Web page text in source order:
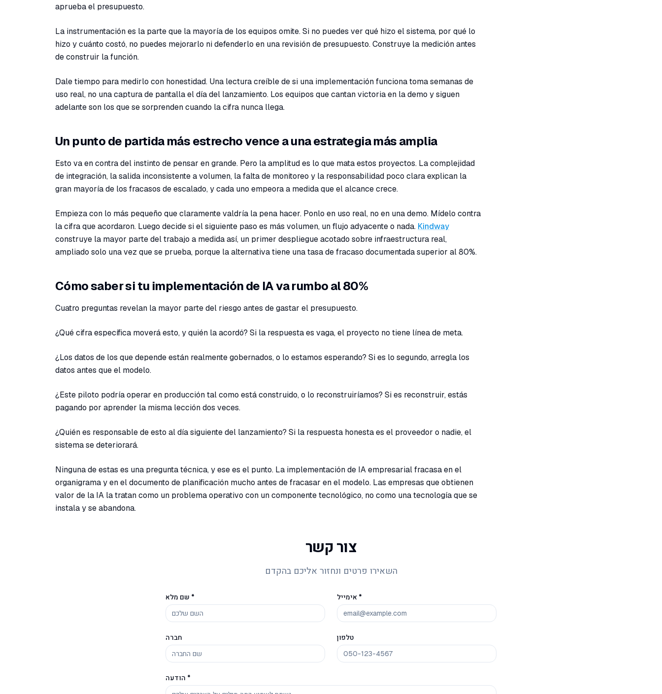
aprueba el presupuesto.
La instrumentación es la parte que la mayoría de los equipos omite. Si no puedes ver qué hizo el sistema, por qué lo
hizo y cuánto costó, no puedes mejorarlo ni defenderlo en una revisión de presupuesto. Construye la medición antes
de construir la función.
Dale tiempo para medirlo con honestidad. Una lectura creíble de si una implementación funciona toma semanas de
uso real, no una captura de pantalla el día del lanzamiento. Los equipos que cantan victoria en la demo y siguen
adelante son los que se sorprenden cuando la cifra nunca llega.
Un punto de partida más estrecho vence a una estrategia más amplia
Esto va en contra del instinto de pensar en grande. Pero la amplitud es lo que mata estos proyectos. La complejidad
de integración, la salida inconsistente a volumen, la falta de monitoreo y la responsabilidad poco clara explican la
gran mayoría de los fracasos de escalado, y cada uno empeora a medida que el alcance crece.
Empieza con lo más pequeño que claramente valdría la pena hacer. Ponlo en uso real, no en una demo. Mídelo contra
la cifra que acordaron. Luego decide si el siguiente paso es más volumen, un flujo adyacente o nada. Kindway
construye la mayor parte del trabajo a medida así, un primer despliegue acotado sobre infraestructura real,
ampliado solo una vez que se prueba, porque la alternativa tiene una tasa de fracaso documentada superior al 80%.
Cómo saber si tu implementación de IA va rumbo al 80%
Cuatro preguntas revelan la mayor parte del riesgo antes de gastar el presupuesto.
¿Qué cifra específica moverá esto, y quién la acordó? Si la respuesta es vaga, el proyecto no tiene línea de meta.
¿Los datos de los que depende están realmente gobernados, o lo estamos esperando? Si es lo segundo, arregla los
datos antes que el modelo.
¿Este piloto podría operar en producción tal como está construido, o lo reconstruiríamos? Si es reconstruir, estás
pagando por aprender la misma lección dos veces.
¿Quién es responsable de esto al día siguiente del lanzamiento? Si la respuesta honesta es el proveedor o nadie, el
sistema se deteriorará.
Ninguna de estas es una pregunta técnica, y ese es el punto. La implementación de IA empresarial fracasa en el
organigrama y en el documento de planificación mucho antes de fracasar en el modelo. Las empresas que obtienen
valor de la IA la tratan como un problema operativo con un componente tecnológico, no como una tecnología que se
instala y se abandona.
צור קשר
השאירו פרטים ונחזור אליכם בהקדם
שם מלא * אימייל *
חברה טלפון
הודעה *